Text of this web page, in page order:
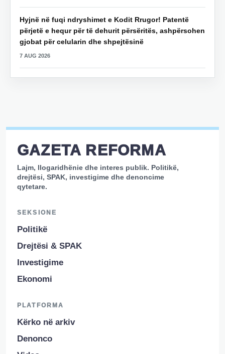
Hyjnë në fuqi ndryshimet e Kodit Rrugor! Patentë
përjetë e hequr për të dehurit përsëritës, ashpërsohen
gjobat për celularin dhe shpejtësinë
7 AUG 2026
GAZETA REFORMA
Lajm, llogaridhënie dhe interes publik. Politikë,
drejtësi, SPAK, investigime dhe denoncime
qytetare.
SEKSIONE
Politikë
Drejtësi & SPAK
Investigime
Ekonomi
PLATFORMA
Kërko në arkiv
Denonco